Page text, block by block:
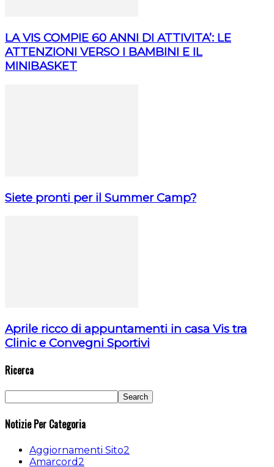
LA VIS COMPIE 60 ANNI DI ATTIVITA’: LE
ATTENZIONI VERSO I BAMBINI E IL
MINIBASKET
Siete pronti per il Summer Camp?
Aprile ricco di appuntamenti in casa Vis tra
Clinic e Convegni Sportivi
Ricerca
Notizie Per Categoria
Aggiornamenti Sito2
Amarcord2